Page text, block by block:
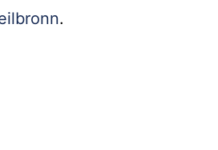
.